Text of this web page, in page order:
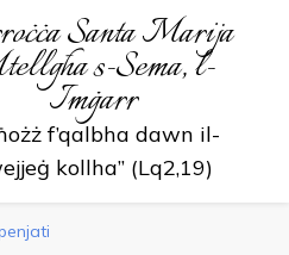
Santa Marija
s-Sema, l-
Imġarr
f’qalbha dawn il-
kollha” (Lq2,19)